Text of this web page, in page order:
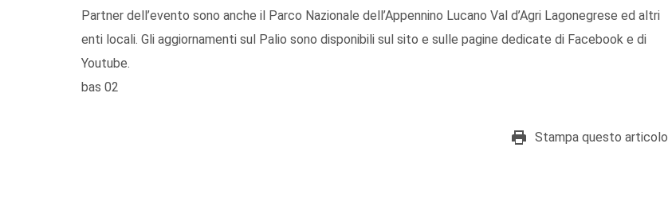
Partner dell’evento sono anche il Parco Nazionale dell’Appennino Lucano Val d’Agri Lagonegrese ed altri
enti locali. Gli aggiornamenti sul Palio sono disponibili sul sito e sulle pagine dedicate di Facebook e di
Youtube.
bas 02
Stampa questo articolo